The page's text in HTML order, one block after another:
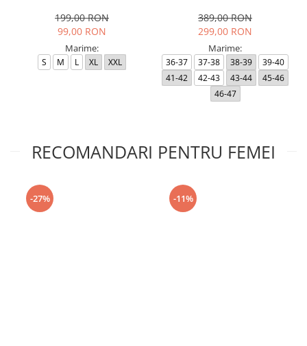
199,00 RON
99,00 RON
Marime:
S M L XL XXL
389,00 RON
299,00 RON
Marime:
36-37 37-38 38-39
39-40
41-42
42-43 43-44
45-46
46-47
RECOMANDARI PENTRU FEMEI
-27% -11%